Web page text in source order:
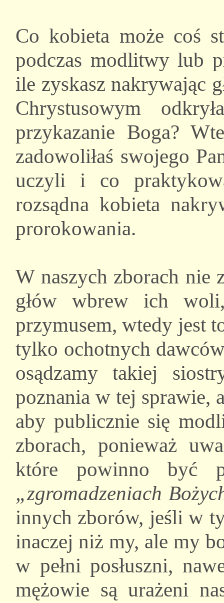
Co kobieta może coś
podczas modlitwy lub
ile zyskasz nakrywając
Chrystusowym
przykazanie Boga?
zadowoliłaś swojego
uczyli i co
rozsądna kobieta
prorokowania.
W naszych zborach nie
głów wbrew ich
przymusem, wtedy jest
tylko ochotnych
osądzamy takiej
poznania w tej sprawie,
aby publicznie się
zborach, ponieważ
które powinno być
„zgromadzeniach
innych zborów, jeśli w
inaczej niż my, ale my
w pełni posłuszni,
mężowie są urażeni